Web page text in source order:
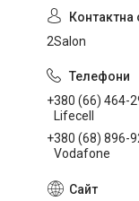
2Salon
+380 (66) 464-
Lifecell
+380 (68) 896-
Vodafone